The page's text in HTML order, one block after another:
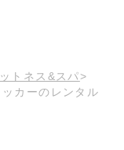
トネス&スパ
カーのレンタル